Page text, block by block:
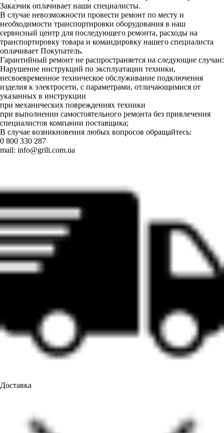
Заказчик оплачивает наши специалисты.
В случае невозможности провести ремонт по месту и
необходимости транспортировки оборудования в наш
сервисный центр для последующего ремонта, расходы на
транспортировку товара и командировку нашего специалиста
оплачивает Покупатель.
Гарантийный ремонт не распространяется на следующие случаи:
Нарушение инструкций по эксплуатации техники,
несвоевременное техническое обслуживание подключения
изделия к электросети, с параметрами, отличающимися от
указанных в инструкции
при механических повреждениях техники
при выполнении самостоятельного ремонта без привлечения
специалистов компании поставщика;
В случае возникновения любых вопросов обращайтесь:
0 800 330 287
mail: info@grili.com.ua
Доставка